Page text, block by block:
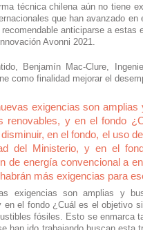
técnica chilena aún no tiene
que han avanzado
anticiparse a
Avonni 2021.
Benjamín Mac-Clure,
como finalidad mejorar el
exigencias son
renovables, y en el fondo
en el fondo, el uso
del Ministerio, y en el
de energía convencional a
más exigencias para
exigencias son amplias y
en el fondo ¿Cuál es el objetivo
fósiles. Esto se enmarca